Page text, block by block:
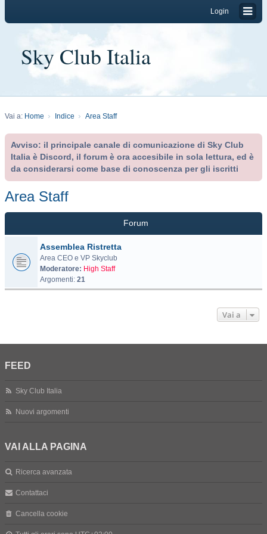
Login
Sky Club Italia
Vai a: Home Indice Area Staff
Avviso: il principale canale di comunicazione di Sky Club
Italia è Discord, il forum è ora accesibile in sola lettura, ed è
da considerarsi come base di conoscenza per gli iscritti
Area Staff
Forum
Assemblea Ristretta
Area CEO e VP Skyclub
Moderatore: High Staff
Argomenti: 21
Vai a
FEED
Sky Club Italia
Nuovi argomenti
VAI ALLA PAGINA
Ricerca avanzata
Contattaci
Cancella cookie